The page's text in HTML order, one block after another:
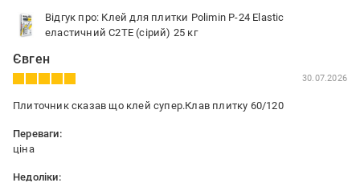
Відгук про: Клей для плитки Polimin P-24 Elastic
еластичний C2TE (сірий) 25 кг
Євген
30.07.2026
Плиточник сказав що клей супер.Клав плитку 60/120
Переваги:
ціна
Недоліки: